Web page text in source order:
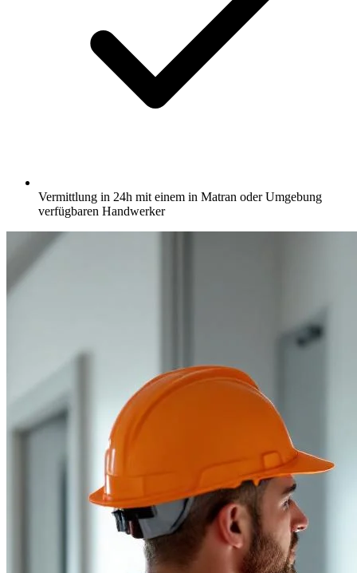
Vermittlung in 24h mit einem in Matran oder Umgebung
verfügbaren Handwerker